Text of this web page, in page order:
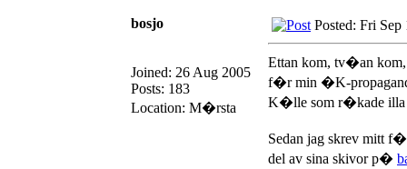
bosjo
Joined: 26 Aug 2005
Posts: 183
Location: M�rsta
Posted: Fri Sep
Ettan kom, tv�an
f�r min �K-
K�lle som r�kade illa
Sedan jag skrev mitt
del av sina skivor p�